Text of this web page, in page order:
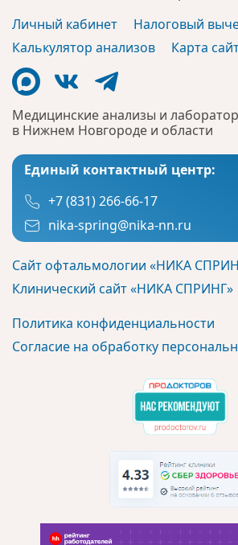
Медицинские анализы и
в Нижнем Новгороде и области
Единый контактный центр:
+7 (831) 266-66-17
nika-spring@nika-nn.ru
Сайт офтальмологии «НИКА
Клинический сайт «НИКА СПРИНГ»
Политика конфиденциальности
Согласие на обработку
Личный кабинет
Налоговый
Калькулятор анализов
Карта